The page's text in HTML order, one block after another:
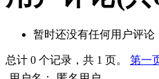
暂时还没有任何用户评论
总计 0 个记录，共 1 页。 第一